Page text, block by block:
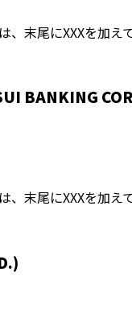
末尾にXXXを加え
BANKING
末尾にXXXを加え